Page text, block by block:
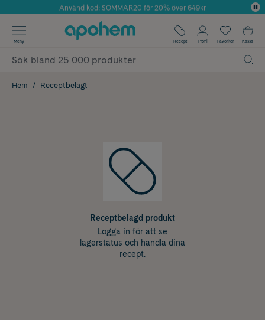
Årets Butik 2025 inom Skönhet
Använd kod: SOMMAR20 för 20% över 649kr
✓ Fri frakt
✓ Poäng på alla köp*
Meny Recept Profil Favoriter Kassa
Hem Receptbelagt
Receptbelagd produkt
Logga in för att se
lagerstatus och handla dina
recept.